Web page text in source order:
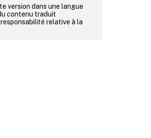
version dans une langue
contenu traduit
relative à la